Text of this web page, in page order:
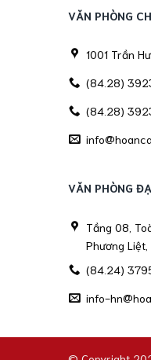
VĂN PHÒNG
1001 Trần
(84.28)
(84.28)
VĂN PHÒNG
Tầng 08,
Phương Liệt,
(84.24)
info-